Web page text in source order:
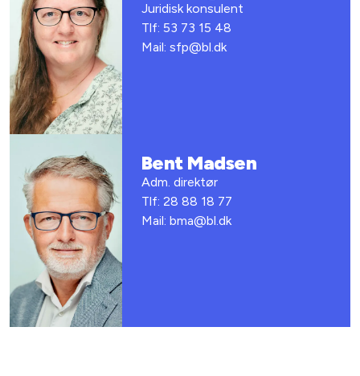
Juridisk konsulent
Tlf: 53 73 15 48
Mail: sfp@bl.dk
Bent Madsen
Adm. direktør
Tlf: 28 88 18 77
Mail: bma@bl.dk